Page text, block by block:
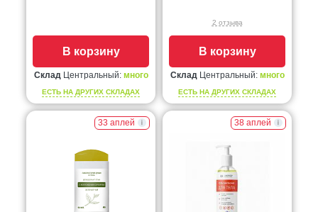
В корзину
Склад Центральный: много
ЕСТЬ НА ДРУГИХ СКЛАДАХ
2 отзыва
В корзину
Склад Центральный: много
ЕСТЬ НА ДРУГИХ СКЛАДАХ
33 аплей 38 аплей